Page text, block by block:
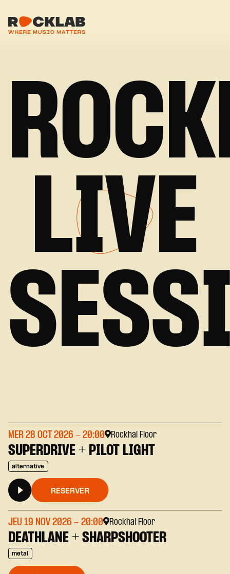
LIVE
MER 28 OCT 2026 - 20:00 Rockhal Floor
SUPERDRIVE + PILOT LIGHT
alternative
RÉSERVER
JEU 19 NOV 2026 - 20:00 Rockhal Floor
DEATHLANE + SHARPSHOOTER
metal